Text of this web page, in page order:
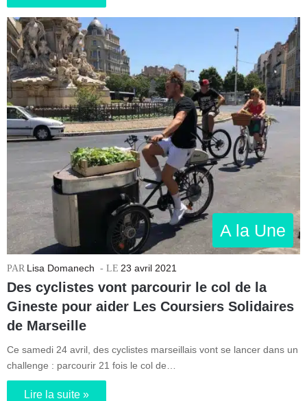
A la Une
Lisa Domanech 23 avril 2021
Des cyclistes vont parcourir le col de la
Gineste pour aider Les Coursiers Solidaires
de Marseille
Ce samedi 24 avril, des cyclistes marseillais vont se lancer dans un
challenge : parcourir 21 fois le col de…
Lire la suite »